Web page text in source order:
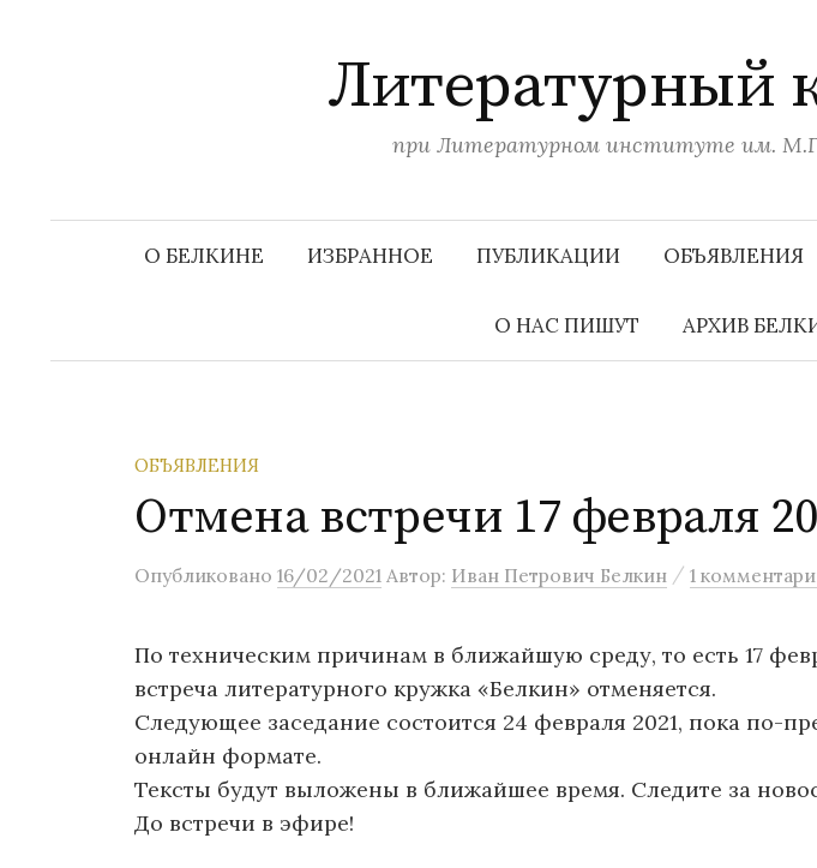
и
Литературный
при Литературном институте им.
О БЕЛКИНЕ ИЗБРАННОЕ ПУБЛИКАЦИИ ОБЪЯВЛЕНИЯ
О НАС ПИШУТ АРХИВ
ОБЪЯВЛЕНИЯ
Отмена встречи 17 февраля
Опубликовано 16/02/2021 Автор: Иван Петрович Белкин / 1
По техническим причинам в ближайшую среду, то есть 17
встреча литературного кружка «Белкин» отменяется.
Следующее заседание состоится 24 февраля 2021, пока по-
онлайн формате.
Тексты будут выложены в ближайшее время. Следите за
До встречи в эфире!